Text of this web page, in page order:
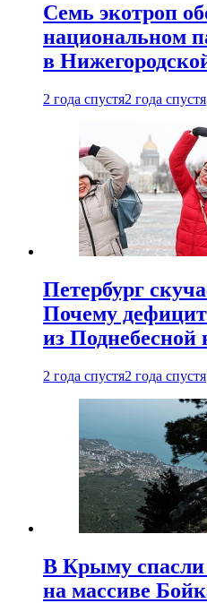
Семь экотроп
национальном
в
2 года спустя2 года спустя
Петербург
Почему дефицит
из Поднебесной
2 года спустя2 года спустя
В Крыму спасли
на массиве